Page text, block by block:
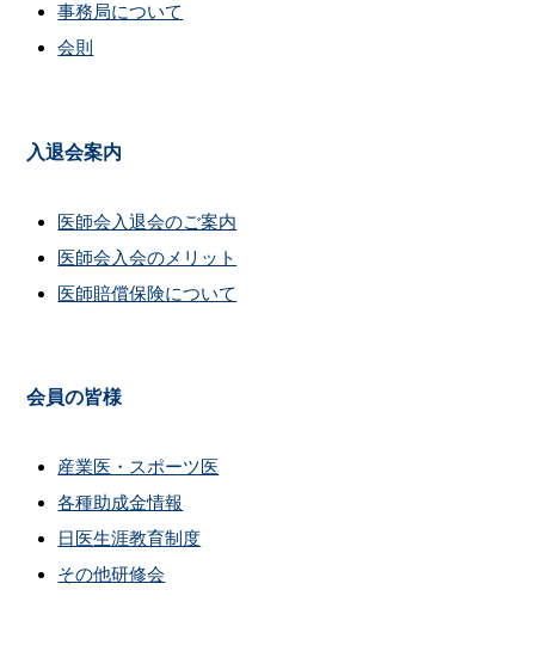
事務局について
会則
入退会案内
医師会入退会のご案内
医師会入会のメリット
医師賠償保険について
会員の皆様
産業医・スポーツ医
各種助成金情報
日医生涯教育制度
その他研修会